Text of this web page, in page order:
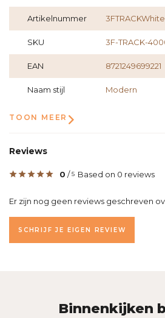
Artikelnummer
SKU 3F-TRACK-
EAN 8721249699221
Naam stijl Modern
TOON MEER
Reviews
0 /5 Based on 0 reviews
Er zijn nog geen reviews geschreven
SCHRIJF JE EIGEN REVIEW
Binnenkijken